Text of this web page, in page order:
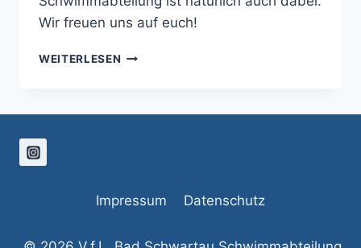
Wir freuen uns auf euch!
WEITERLESEN VFL
Impressum Datenschutz